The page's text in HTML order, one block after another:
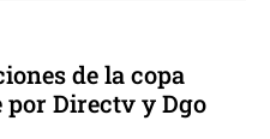
de la copa
por Directv y Dgo